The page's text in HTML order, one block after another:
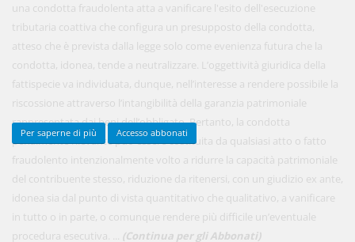
una condotta fraudolenta atta a vanificare l'esito dell'esecuzione
tributaria coattiva che configura un presupposto della condotta,
atteso che è prevista dalla legge solo come evenienza futura che la
condotta, idonea, tende a neutralizzare. L’oggettività giuridica della
fattispecie va individuata, dunque, nell’interesse a rendere possibile la
riscossione attraverso l’intangibilità della garanzia patrimoniale
rappresentata dai beni dell’obbligato. Pertanto, la condotta
penalmente rilevante può essere costituita da qualsiasi atto o fatto
fraudolento intenzionalmente volto a ridurre la capacità patrimoniale
del contribuente stesso, riduzione da ritenersi, con un giudizio ex ante,
idonea sia dal punto di vista quantitativo che qualitativo, a vanificare
in tutto o in parte, o comunque rendere più difficile un’eventuale
procedura esecutiva. ... (Continua per gli Abbonati)
Acquista ora
Per saperne di più Accesso abbonati